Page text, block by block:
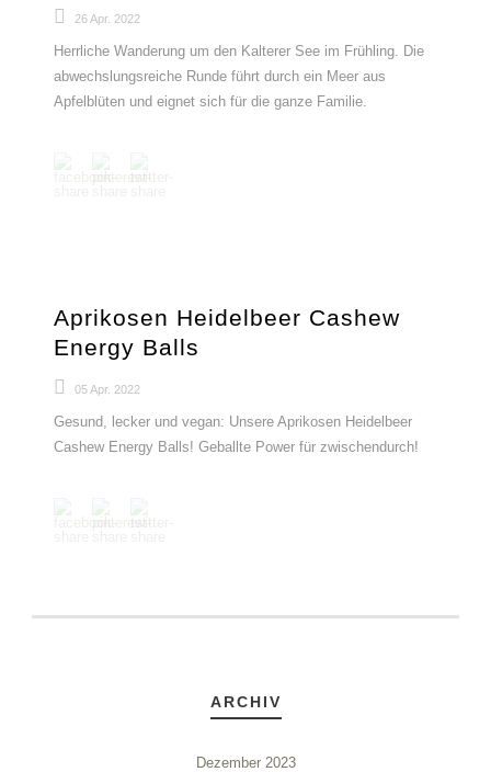
26 Apr. 2022
Herrliche Wanderung um den Kalterer See im Frühling. Die
abwechslungsreiche Runde führt durch ein Meer aus
Apfelblüten und eignet sich für die ganze Familie.
Aprikosen Heidelbeer Cashew
Energy Balls
05 Apr. 2022
Gesund, lecker und vegan: Unsere Aprikosen Heidelbeer
Cashew Energy Balls! Geballte Power für zwischendurch!
ARCHIV
Dezember 2023